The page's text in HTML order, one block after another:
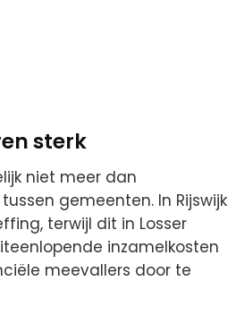
sterk
niet meer dan
gemeenten. In Rijswijk
terwijl dit in Losser
inzamelkosten
meevallers door te